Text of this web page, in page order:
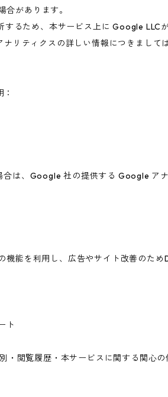
があります。
するため、本サービス上に Google
ティクスの詳しい情報につきまして
は、Google 社の提供する Google ア
能を利用し、広告やサイト改善のた
ト
閲覧履歴・本サービスに関する関心